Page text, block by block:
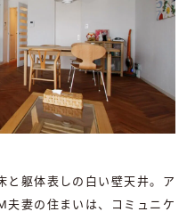
と躯体表しの白い壁天井。ア
夫妻の住まいは、コミュニケ